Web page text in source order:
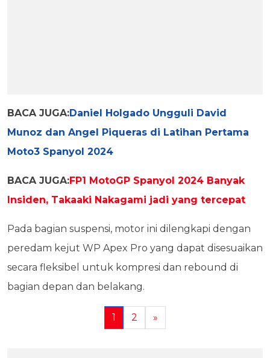
BACA JUGA:Daniel Holgado Ungguli David
Munoz dan Angel Piqueras di Latihan Pertama
Moto3 Spanyol 2024
BACA JUGA:FP1 MotoGP Spanyol 2024 Banyak
Insiden, Takaaki Nakagami jadi yang tercepat
Pada bagian suspensi, motor ini dilengkapi dengan
peredam kejut WP Apex Pro yang dapat disesuaikan
secara fleksibel untuk kompresi dan rebound di
bagian depan dan belakang.
1 2 »